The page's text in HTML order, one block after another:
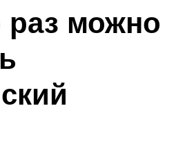
раз можно